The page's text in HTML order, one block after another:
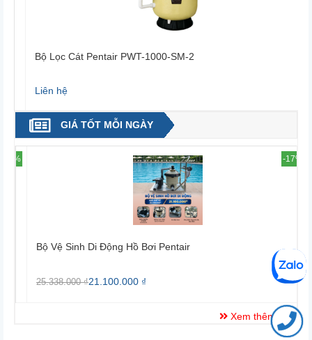
Bộ Lọc Cát Pentair PWT-1000-SM-2
Liên hệ
GIÁ TỐT MỖI NGÀY
-17%
Bộ Vệ Sinh Di Động Hồ Bơi Pentair
25.338.000 ₫21.100.000 ₫
Xem thêm